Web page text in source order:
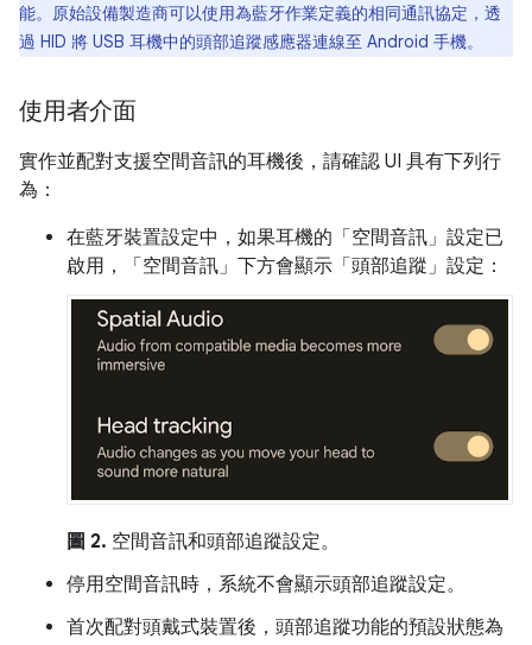
能。原始設備製造商可以使用為藍牙作業定義的相同通訊協定，透
過 HID 將 USB 耳機中的頭部追蹤感應器連線至 Android 手機。
使用者介面
實作並配對支援空間音訊的耳機後，請確認 UI 具有下列行
為：
在藍牙裝置設定中，如果耳機的「空間音訊」 設定已
啟用，「空間音訊」 下方會顯示「頭部追蹤」 設定：
圖 2. 空間音訊和頭部追蹤設定。
停用空間音訊時，系統不會顯示頭部追蹤設定。
首次配對頭戴式裝置後，頭部追蹤功能的預設狀態為